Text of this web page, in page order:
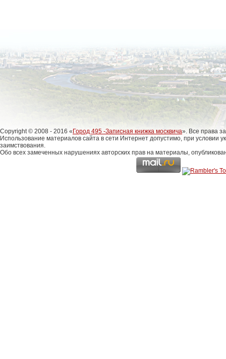
Copyright © 2008 - 2016 « Город 495 -Записная книжка москвича». Все права
Использование материалов сайта в сети Интернет допустимо, при условии
заимствования.
Обо всех замеченных нарушениях авторских прав на материалы,